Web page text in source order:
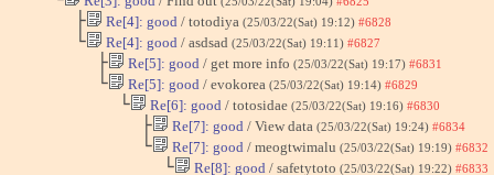
├ Re[4]: good / totodiya (25/03/22(Sat) 19:12) #6828
└ Re[4]: good / asdsad (25/03/22(Sat) 19:11) #6827
├ Re[5]: good / get more info (25/03/22(Sat) 19:17) #6831
└ Re[5]: good / evokorea (25/03/22(Sat) 19:14) #6829
└ Re[6]: good / totosidae (25/03/22(Sat) 19:16) #6830
├ Re[7]: good / View data (25/03/22(Sat) 19:24) #6834
└ Re[7]: good / meogtwimalu (25/03/22(Sat) 19:19) #6832
└ Re[8]: good / safetytoto (25/03/22(Sat) 19:22) #6833